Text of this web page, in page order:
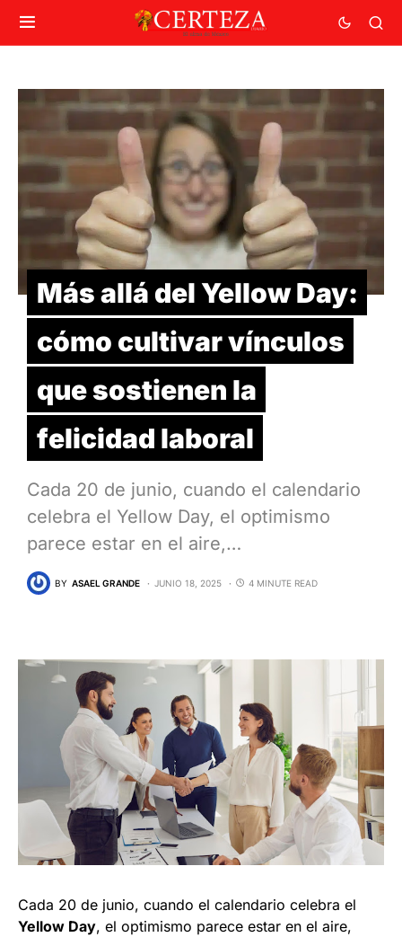
Más allá del Yellow Day:
cómo cultivar vínculos
que sostienen la
felicidad laboral
Cada 20 de junio, cuando el calendario
celebra el Yellow Day, el optimismo
parece estar en el aire,…
BY ASAEL GRANDE JUNIO 18, 2025 4 MINUTE READ
Cada 20 de junio, cuando el calendario celebra el
Yellow Day, el optimismo parece estar en el aire,